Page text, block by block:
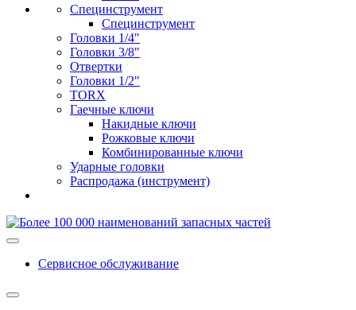
Специнструмент
Специнструмент
Головки 1/4"
Головки 3/8"
Отвертки
Головки 1/2"
TORX
Гаечные ключи
Накидные ключи
Рожковые ключи
Комбинированные ключи
Ударные головки
Распродажа (инструмент)
Сервисное обслуживание